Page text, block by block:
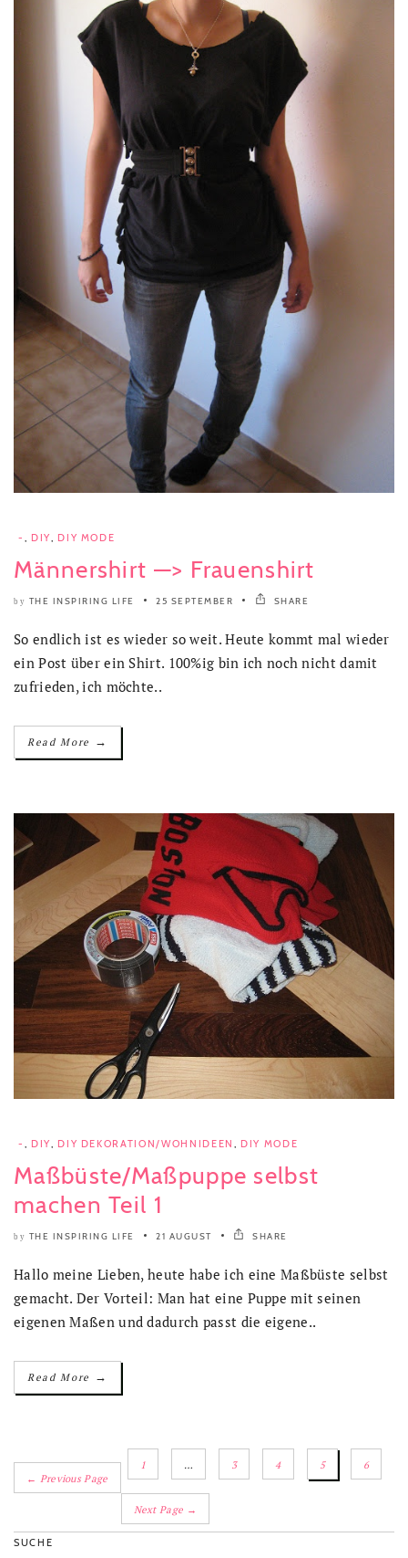
- , DIY, DIY MODE
Männershirt —> Frauenshirt
by THE INSPIRING LIFE 25 SEPTEMBER SHARE
So endlich ist es wieder so weit. Heute kommt mal wieder
ein Post über ein Shirt. 100%ig bin ich noch nicht damit
zufrieden, ich möchte..
Read More →
- , DIY, DIY DEKORATION/WOHNIDEEN , DIY MODE
Maßbüste/Maßpuppe selbst
machen Teil 1
by THE INSPIRING LIFE 21 AUGUST SHARE
Hallo meine Lieben, heute habe ich eine Maßbüste selbst
gemacht. Der Vorteil: Man hat eine Puppe mit seinen
eigenen Maßen und dadurch passt die eigene..
Read More →
← Previous Page
1 … 3 4 5 6
Next Page →
SUCHE